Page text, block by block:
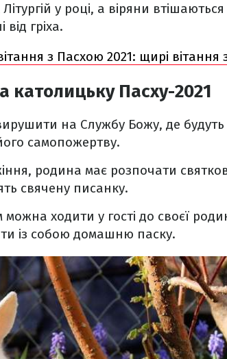
у році, а віряни
гріха.
з Пасхою 2021: щирі вітання
Пасху-2021
на Службу Божу, де
самопожертву.
родина має розпочати
свячену писанку.
ходити у гості до своєї
із собою домашню паску.